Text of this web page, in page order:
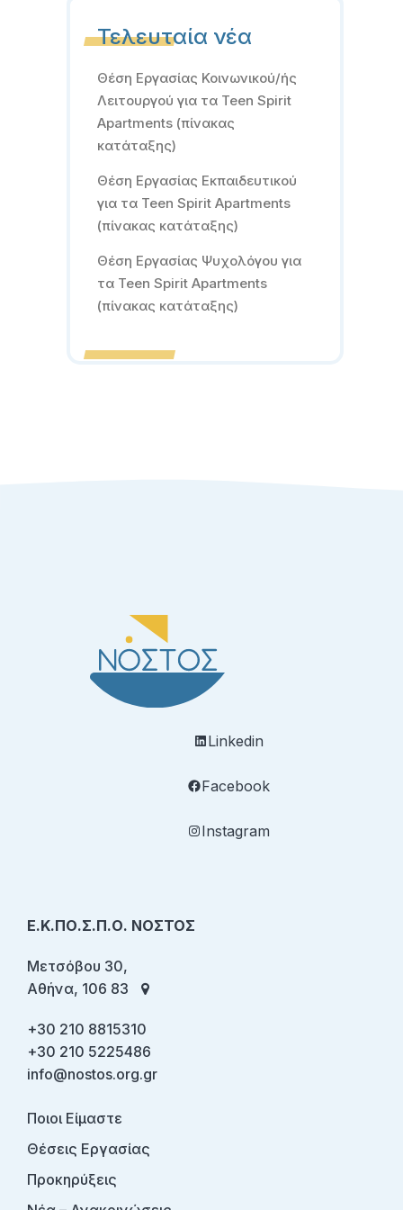
Τελευταία νέα
Θέση Εργασίας Κοινωνικού/ής
Λειτουργού για τα Teen Spirit
Apartments (πίνακας
κατάταξης)
Θέση Εργασίας Εκπαιδευτικού
για τα Teen Spirit Apartments
(πίνακας κατάταξης)
Θέση Εργασίας Ψυχολόγου για
τα Teen Spirit Apartments
(πίνακας κατάταξης)
Linkedin
Facebook
Instagram
Ε.Κ.ΠΟ.Σ.Π.Ο. ΝΟΣΤΟΣ
Μετσόβου 30,
Αθήνα, 106 83
+30 210 8815310
+30 210 5225486
info@nostos.org.gr
Ποιοι Είμαστε
Θέσεις Εργασίας
Προκηρύξεις